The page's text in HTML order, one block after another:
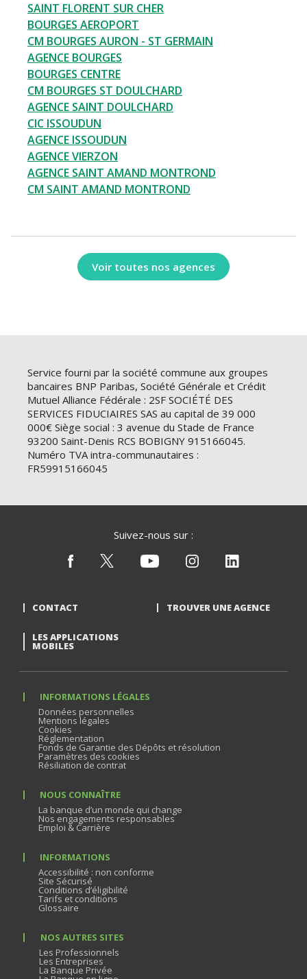
SAINT FLORENT SUR CHER
BOURGES AEROPORT
CM BOURGES AURON - ST GERMAIN
AGENCE BOURGES
BOURGES CENTRE
CM BOURGES ST DOULCHARD
AGENCE SAINT DOULCHARD
CIC ISSOUDUN
AGENCE ISSOUDUN
AGENCE VIERZON
AGENCE SAINT AMAND MONTROND
CM SAINT AMAND MONTROND
Voir toutes nos agences
Service fourni par la société commune aux groupes
bancaires BNP Paribas, Société Générale et Crédit
Mutuel Alliance Fédérale : 2SF SOCIÉTÉ DES
SERVICES FIDUCIAIRES SAS au capital de 39 000
000€ Siège social : 3 avenue du Stade de France
93200 Saint-Denis RCS BOBIGNY 915166045.
Numéro TVA intra-communautaires :
FR59915166045
Suivez-nous sur :
CONTACT TROUVER UNE AGENCE
LES APPLICATIONS
MOBILES
INFORMATIONS LÉGALES
Données personnelles
Mentions légales
Cookies
Réglementation
Fonds de Garantie des Dépôts et résolution
Paramètres des cookies
Résiliation de contrat
NOUS CONNAÎTRE
La banque d’un monde qui change
Nos engagements responsables
Emploi & Carrière
INFORMATIONS
Accessibilité : non conforme
Site Sécurisé
Conditions d’éligibilité
Tarifs et conditions
Glossaire
NOS AUTRES SITES
Les Professionnels
Les Entreprises
La Banque Privée